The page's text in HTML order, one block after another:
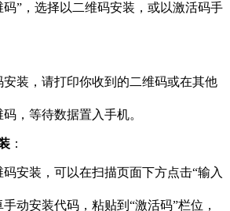
”，选择以二维码安装，或以激活码手
安装，请打印你收到的二维码或在其他
，等待数据置入手机。
：
安装，可以在扫描页面下方点击“输入
动安装代码，粘贴到“激活码”栏位，